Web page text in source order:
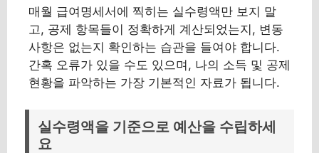
매월 급여명세서에 찍히는 실수령액만 보지 말
고, 공제 항목들이 정확하게 계산되었는지, 변동
사항은 없는지 확인하는 습관을 들여야 합니다.
간혹 오류가 있을 수도 있으며, 나의 소득 및 공제
현황을 파악하는 가장 기본적인 자료가 됩니다.
실수령액을 기준으로 예산을 수립하세
요